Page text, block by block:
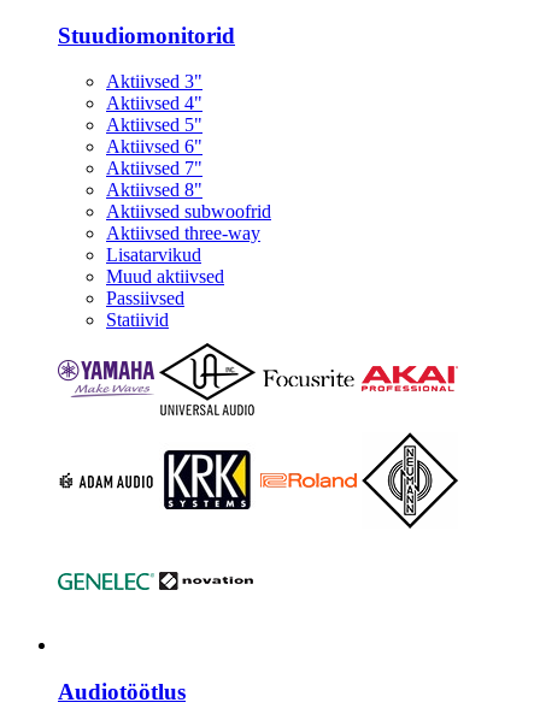
Stuudiomonitorid
Aktiivsed 3"
Aktiivsed 4"
Aktiivsed 5"
Aktiivsed 6"
Aktiivsed 7"
Aktiivsed 8"
Aktiivsed subwoofrid
Aktiivsed three-way
Lisatarvikud
Muud aktiivsed
Passiivsed
Statiivid
Audiotöötlus